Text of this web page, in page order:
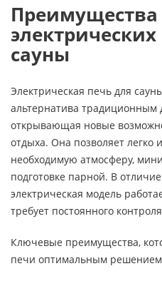
Преимущества
сауны
Электрическая печь для
альтернатива
открывающая новые
отдыха. Она позволяет легко
необходимую атмосферу,
подготовке парной. В
электрическая модель
требует постоянного
Ключевые преимущества,
печи оптимальным